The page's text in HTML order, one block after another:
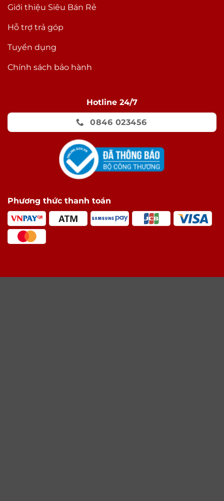
Giới thiệu Siêu Bán Rẻ
Hỗ trợ trả góp
Tuyển dụng
Chính sách bảo hành
Hotline 24/7
0846 023456
Phương thức thanh toán